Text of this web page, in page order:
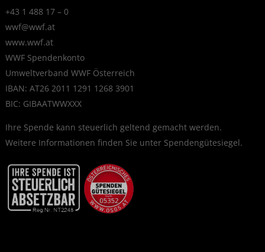
+43 1 488 17 – 0
wwf@wwf.at
www.wwf.at
WWF Spendenkonto
Umweltverband WWF Österreich
IBAN: AT26 2011 1291 1268 3901
BIC: GIBAATWWXXX
Ihre Spende kann steuerlich geltend gemacht werden.
Weitere Informationen finden Sie unter Spendengütesiegel.